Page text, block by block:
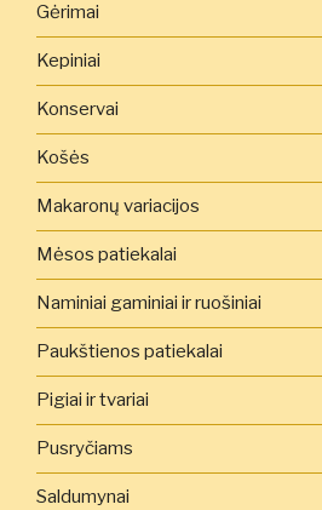
Gėrimai
Kepiniai
Konservai
Košės
Makaronų variacijos
Mėsos patiekalai
Naminiai gaminiai ir ruošiniai
Paukštienos patiekalai
Pigiai ir tvariai
Pusryčiams
Saldumynai